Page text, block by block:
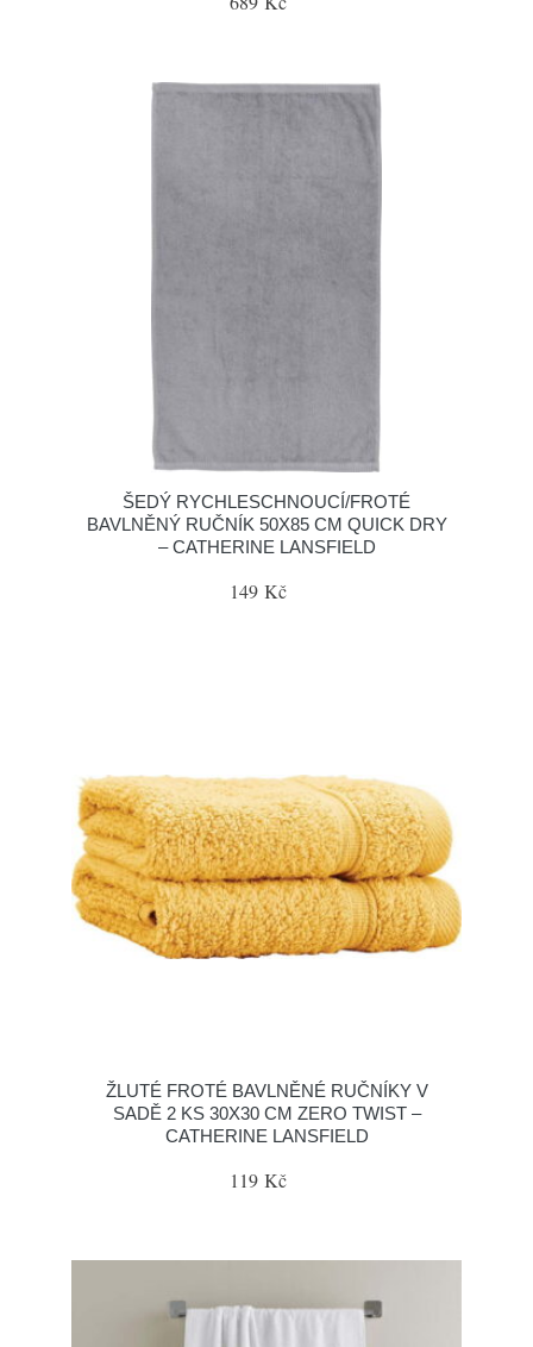
ŠEDÝ RYCHLESCHNOUCÍ/FROTÉ
BAVLNĚNÝ RUČNÍK 50X85 CM QUICK DRY
– CATHERINE LANSFIELD
149 Kč
ŽLUTÉ FROTÉ BAVLNĚNÉ RUČNÍKY V
SADĚ 2 KS 30X30 CM ZERO TWIST –
CATHERINE LANSFIELD
119 Kč